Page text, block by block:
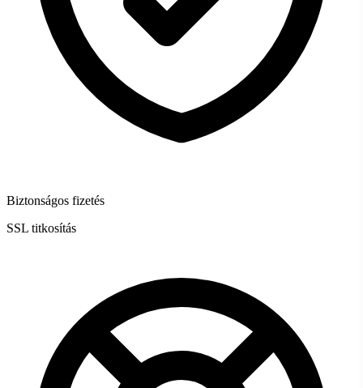
Biztonságos fizetés
SSL titkosítás